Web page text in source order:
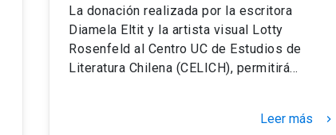
La donación realizada por la escritora
Diamela Eltit y la artista visual Lotty
Rosenfeld al Centro UC de Estudios de
Literatura Chilena (CELICH), permitirá…
Leer más keyboard_arrow_right